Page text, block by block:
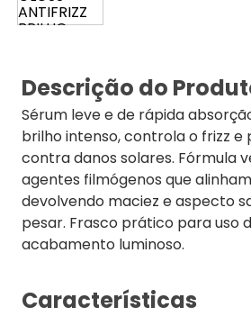
Descrição do
Sérum leve e de rápida
brilho intenso, controla o frizz e
contra danos solares. Fórmula
agentes filmógenos que
devolvendo maciez e aspecto
pesar. Frasco prático para uso
acabamento luminoso.
Características